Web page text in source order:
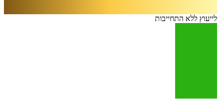
לייעוץ ללא התחייבות